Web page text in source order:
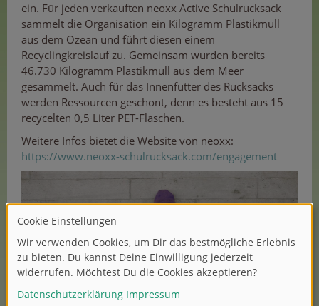
ein. Für jeden verkauften neoxx Active Schulrucksack
sammelt die Organisation ein Kilogramm Plastikmüll
aus dem Ozean und führt diesen einem
Recyclingkreislauf zu. Gemeinsam wurden bereits
46.730 Kilogramm Plastikmüll aus dem Meer
gesammelt. Auch für das Innenfutter des Rucksacks
werden Ressourcen geschont, denn es besteht aus 15
recycelten 0,5 Liter PET-Flaschen.
Weitere Infos bietet die Website von neoxx:
https://www.neoxx-schulrucksack.com/engagement